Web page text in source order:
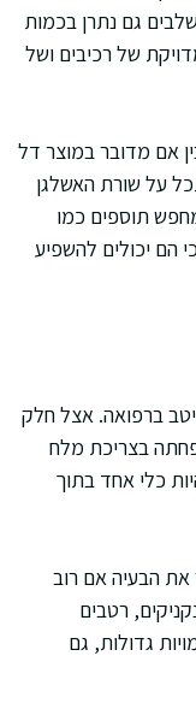
גם נתרן בכמות
של רכיבים ושל
אם מדובר במוצר דל
על שורת האשלגן
תוספים כמו
הם יכולים להשפיע
ברפואה. אצל חלק
בצריכת מלח
כלי אחד בתוך
הבעיה אם רוב
רטבים
גדולות, גם